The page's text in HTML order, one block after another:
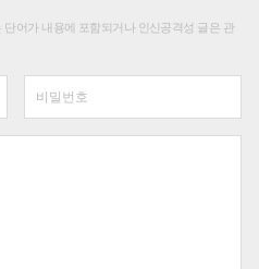
어가 내용에 포함되거나 인신공격성 글은 관